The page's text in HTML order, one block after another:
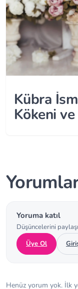
Kübra
Kökeni
Yoruma katıl
Düşüncelerini
Üye Ol
Henüz yorum yok. İlk